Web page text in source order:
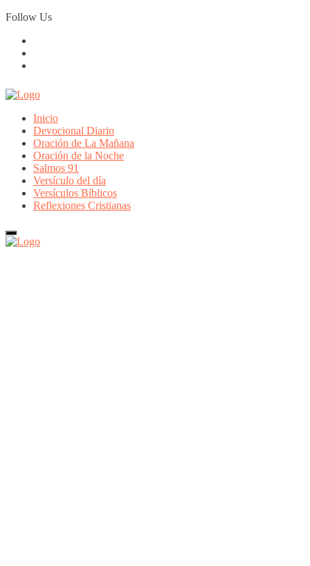
Skip
to
Follow Us
Inicio
Devocional Diario
Oración de La Mañana
Oración de la Noche
Salmos 91
Versículo del día
Versículos Bíblicos
Reflexiones Cristianas